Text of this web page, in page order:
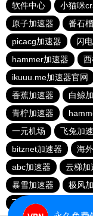
软件中心
小猫咪
原子加速器
番石
picacg加速器
闪
hammer加速器
ikuuu.me加速器官网
香蕉加速器
白鲸
青柠加速器
一元机场
飞兔加
bitznet加速器
海
abc加速器
云梯加
暴雪加速器
极风
飞兔加速器